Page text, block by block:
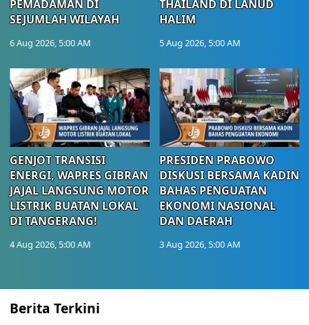
PEMADAMAN DI
SEJUMLAH WILAYAH
6 Aug 2026, 5:00 AM
THAILAND DI LANUD
HALIM
5 Aug 2026, 5:00 AM
GENJOT TRANSISI
ENERGI, WAPRES GIBRAN
JAJAL LANGSUNG MOTOR
LISTRIK BUATAN LOKAL
DI TANGERANG!
4 Aug 2026, 5:00 AM
PRESIDEN PRABOWO
DISKUSI BERSAMA KADIN
BAHAS PENGUATAN
EKONOMI NASIONAL
DAN DAERAH
3 Aug 2026, 5:00 AM
Berita Terkini